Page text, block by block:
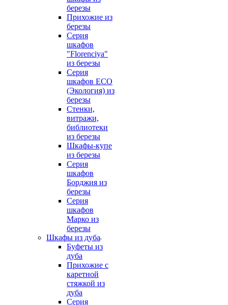
березы
Прихожие из
березы
Серия
шкафов
"Florenciya"
из березы
Серия
шкафов ECO
(Экология) из
березы
Стенки,
витражи,
библиотеки
из березы
Шкафы-купе
из березы
Серия
шкафов
Борджия из
березы
Серия
шкафов
Марко из
березы
Шкафы из дуба
Буфеты из
дуба
Прихожие с
каретной
стяжкой из
дуба
Серия